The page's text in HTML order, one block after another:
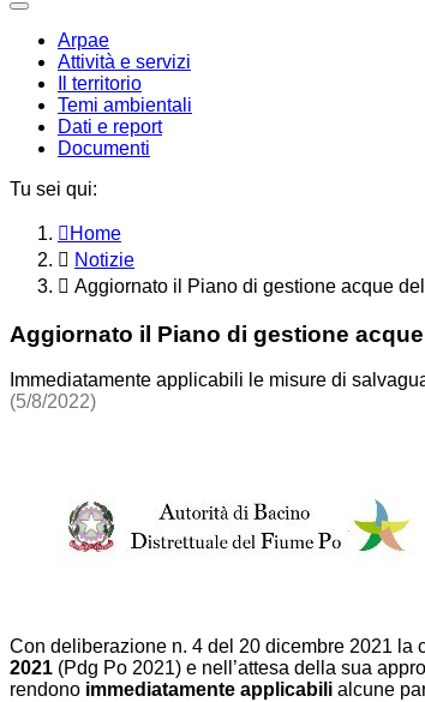
chiudi
Arpae
Attività e servizi
Il territorio
Temi ambientali
Dati e report
Documenti
Tu sei qui:
Home
Notizie
Aggiornato il Piano di gestione acque
Aggiornato il Piano di gestione
Immediatamente applicabili le misure di
(5/8/2022)
Con deliberazione n. 4 del 20 dicembre 2021 la
2021 (Pdg Po 2021) e nell’attesa della sua
rendono immediatamente applicabili alcune